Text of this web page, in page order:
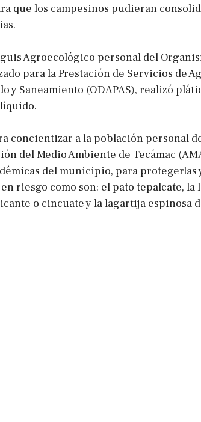
que los campesinos pudieran
Agroecológico personal del
para la Prestación de Servicios de
y Saneamiento (ODAPAS), realizó
concientizar a la población personal
del Medio Ambiente de Tecámac
del municipio, para protegerlas
riesgo como son: el pato tepalcate, la
o cincuate y la lagartija espinosa